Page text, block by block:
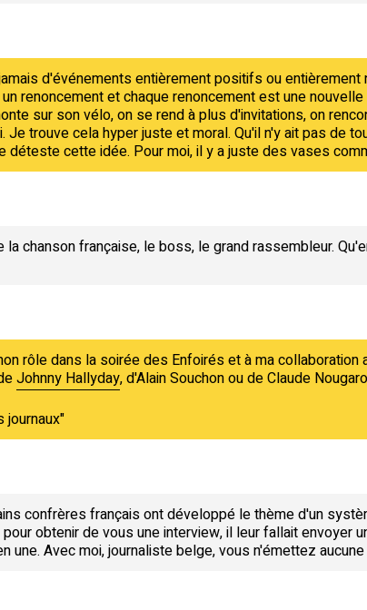
d'événements entièrement positifs ou
renoncement et chaque renoncement est une
sur son vélo, on se rend à plus d'invitations, on
Je trouve cela hyper juste et moral. Qu'il n'y ait pas de
déteste cette idée. Pour moi, il y a juste des vases
chanson française, le boss, le grand rassembleur.
rôle dans la soirée des Enfoirés et à ma
Johnny Hallyday, d'Alain Souchon ou de Claude
journaux"
confrères français ont développé le thème d'un
obtenir de vous une interview, il leur fallait envoyer
une. Avec moi, journaliste belge, vous n'émettez